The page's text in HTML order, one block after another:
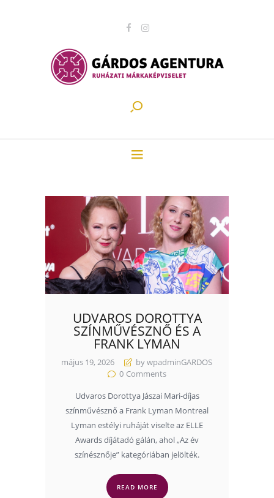
UDVAROS DOROTTYA
SZÍNMŰVÉSZNŐ ÉS A
FRANK LYMAN
május 19, 2026
by wpadminGARDOS
0 Comments
Udvaros Dorottya Jászai Mari-díjas
színművésznő a Frank Lyman Montreal
Lyman estélyi ruháját viselte az ELLE
Awards díjátadó gálán, ahol „Az év
színésznője” kategóriában jelölték.
READ MORE